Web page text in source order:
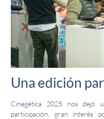
Una edición
Cinegética 2025 nos dejó
participación, gran interés